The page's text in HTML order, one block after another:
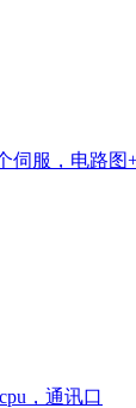
伺服，电路图
，通讯口